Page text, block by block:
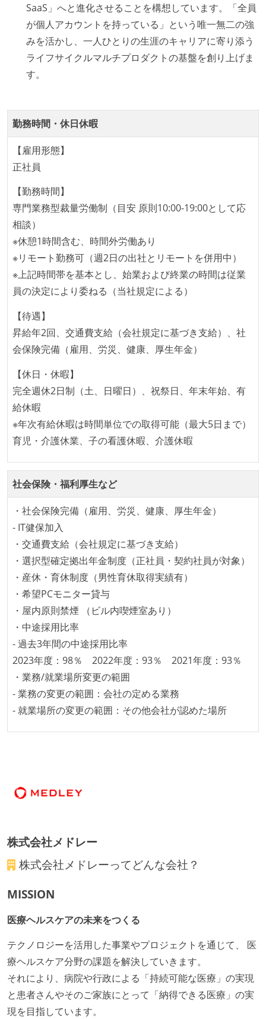
れ、参加者が自主的に参加している
Slack等で、最新技術の良し悪しをメンバーがよく会話
している
開発メンバーの裁量
ロントエンド、バックエンド、インフラといった役割
の境界を超えて、個人が必要な範囲にまで染み出して
いく姿勢が根付いている
ユーザーのニーズや課題を理解するために、開発チー
る
1年以内に、技術負債を解消するためのプロジェクト
や、古くなったツールのリプレイスプロジェクトがボ
トムアップで実施されたことがある
OS やエディタ、IDE といった個人の環境は、各自の責
任で好きなものを使うことができる
企画を決定する場に、実装を担当する開発メンバーが
参加している
タスクの見積もりは、実装を担当するメンバーが中心
となって行う
ながら、納期または盛り込む機能を柔軟に調整する形
で行う
コード品質向上のための取り組み
本番にデプロイされるコードには、全てコードレビュ
ーまたはペアプログラミングを実施している
「リファクタリングは随時行われるべき」という価値
観をメンバー全員が共有しており、日常的に実施して
いる
何らかのコーディング規約をチーム全体で遵守するよ
うにしている
提出されたコードには自動的にリグレッションテスト
が実行される環境が構築されている
テストの実施度
ほとんどのプロダクトコードに単体テストを記述、実
施している
ほとんどの機能に受け入れテストを記述、実施してい
る
機能の実装と同時にテストコードを記述している
想定される複数環境での品質チェックを義務づけてい
している
イテレーションの最後などに、定期的にチームでふり
かえりミーティングを行っている
継続的なデプロイ（デリバリー）を行っている
ワークフローの整備
全てのコードをバージョン管理ツールで管理している
各メンバーが実装したコードのマージは Pull Request
ベースで行われる
自動（＝システム化され、1コマンドで実行できる）
ビルド、自動デプロイ環境が整備されている
コードによるインフラ構成管理（Infrastructure as
SaaS」へと進化させることを構想しています。「全員
が個人アカウントを持っている」という唯一無二の強
みを活かし、一人ひとりの生涯のキャリアに寄り添う
ライフサイクルマルチプロダクトの基盤を創り上げま
す。
勤務時間・休日休暇
【雇用形態】
正社員
【勤務時間】
専門業務型裁量労働制（目安 原則10:00-19:00として応
相談）
※休憩1時間含む、時間外労働あり
※リモート勤務可（週2日の出社とリモートを併用中）
※上記時間帯を基本とし、始業および終業の時間は従業
員の決定により委ねる（当社規定による）
【待遇】
昇給年2回、交通費支給（会社規定に基づき支給）、社
会保険完備（雇用、労災、健康、厚生年金）
【休日・休暇】
完全週休2日制（土、日曜日）、祝祭日、年末年始、有
給休暇
※年次有給休暇は時間単位での取得可能（最大5日まで）
育児・介護休業、子の看護休暇、介護休暇
社会保険・福利厚生など
・社会保険完備（雇用、労災、健康、厚生年金）
- IT健保加入
・交通費支給（会社規定に基づき支給）
・選択型確定拠出年金制度（正社員・契約社員が対象）
・産休・育休制度（男性育休取得実績有）
・希望PCモニター貸与
・屋内原則禁煙 （ビル内喫煙室あり）
・中途採用比率
- 過去3年間の中途採用比率
2023年度：98％ 2022年度：93％ 2021年度：93％
・業務/就業場所変更の範囲
- 業務の変更の範囲：会社の定める業務
- 就業場所の変更の範囲：その他会社が認めた場所
株式会社メドレー
株式会社メドレーってどんな会社？
MISSION
医療ヘルスケアの未来をつくる
テクノロジーを活用した事業やプロジェクトを通じて、 医
療ヘルスケア分野の課題を解決していきます。
それにより、病院や行政による「持続可能な医療」の実現
と患者さんやそのご家族にとって「納得できる医療」の実
現を目指しています。